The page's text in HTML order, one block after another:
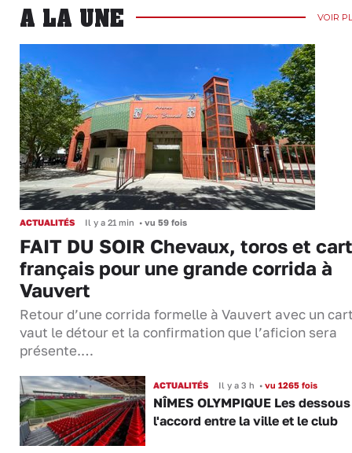
A LA UNE VOIR
ACTUALITÉS Il y a 21 min • vu 59 fois
FAIT DU SOIR Chevaux, toros et
français pour une grande corrida à
Vauvert
Retour d’une corrida formelle à Vauvert avec un
vaut le détour et la confirmation que l’aficion sera
présente.…
ACTUALITÉS Il y a 3 h •vu 1265 fois
NÎMES OLYMPIQUE Les
l'accord entre la ville et le club